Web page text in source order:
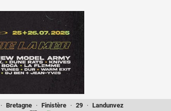
· Bretagne · Finistère · 29 · Landunvez